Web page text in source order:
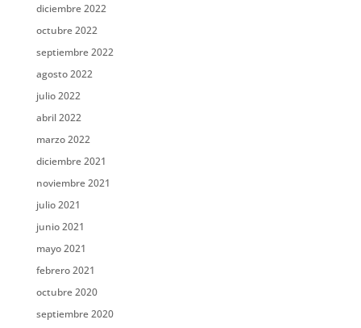
diciembre 2022
octubre 2022
septiembre 2022
agosto 2022
julio 2022
abril 2022
marzo 2022
diciembre 2021
noviembre 2021
julio 2021
junio 2021
mayo 2021
febrero 2021
octubre 2020
septiembre 2020